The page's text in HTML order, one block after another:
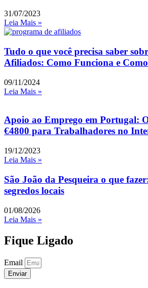
31/07/2023
Leia Mais »
Tudo o que você precisa saber
Afiliados: Como Funciona e
09/11/2024
Leia Mais »
Apoio ao Emprego em Portugal:
€4800 para Trabalhadores no
19/12/2023
Leia Mais »
São João da Pesqueira o que
segredos locais
01/08/2026
Leia Mais »
Fique Ligado
Email
Enviar